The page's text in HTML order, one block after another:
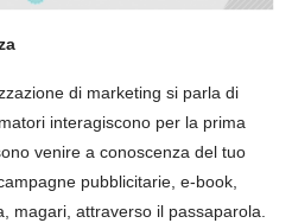
di marketing si parla di
interagiscono per la prima
venire a conoscenza del tuo
pubblicitarie, e-book,
magari, attraverso il passaparola.